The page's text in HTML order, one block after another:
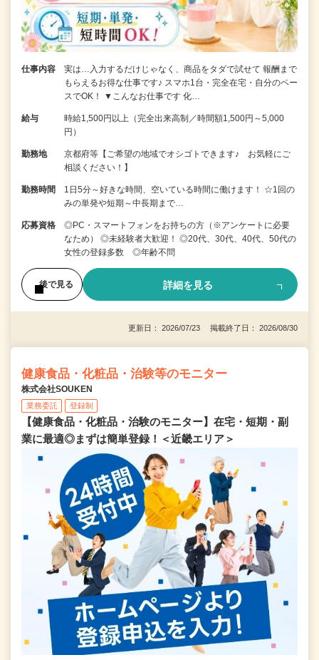
仕事内容
実は…入力するだけじゃなく、商品をタダで試せて 報酬まで
もらえるお得な仕事です♪ スマホ1台・完全在宅・自分のペー
スでOK！ ▼こんなお仕事です 化…
給与
時給1,500円以上（完全出来高制／時間額1,500円～5,000
円）
勤務地
京都府等【ご希望の地域でオシゴトできます♪ お気軽にご
相談ください！】
勤務時間
1日5分～好きな時間、空いている時間に働けます！ ☆1回の
みの単発や短期～中長期まで…
応募資格
◎PC・スマートフォンをお持ちの方（※アンケートに必要
なため） ◎未経験者大歓迎！ ◎20代、30代、40代、50代の
女性の登録多数 ◎年齢不問
後で見る 詳細を見る
更新日： 2026/07/23 掲載終了日： 2026/08/30
健康食品・化粧品・治験等のモニター
株式会社SOUKEN
業務委託 登録制
【健康食品・化粧品・治験のモニター】在宅・短期・副
業に最適◎まずは簡単登録！＜近畿エリア＞